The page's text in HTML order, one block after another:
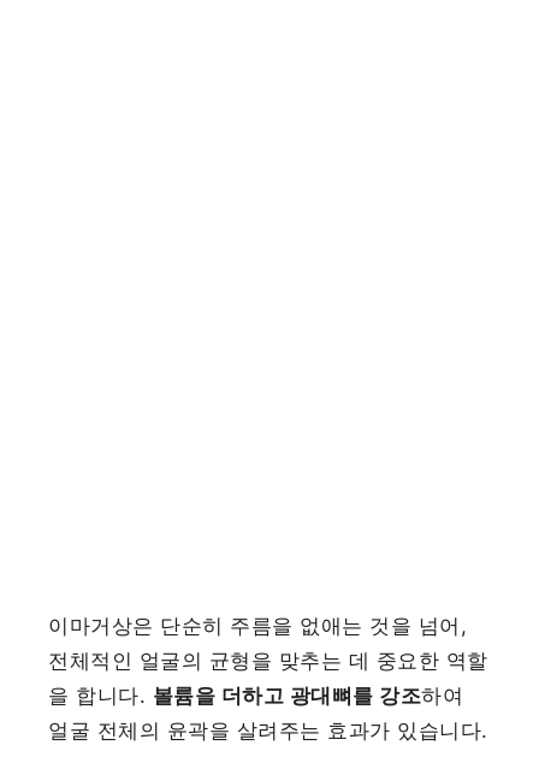
이마거상은 단순히 주름을 없애는 것을 넘어,
전체적인 얼굴의 균형을 맞추는 데 중요한 역할
을 합니다. 볼륨을 더하고 광대뼈를 강조하여
얼굴 전체의 윤곽을 살려주는 효과가 있습니다.